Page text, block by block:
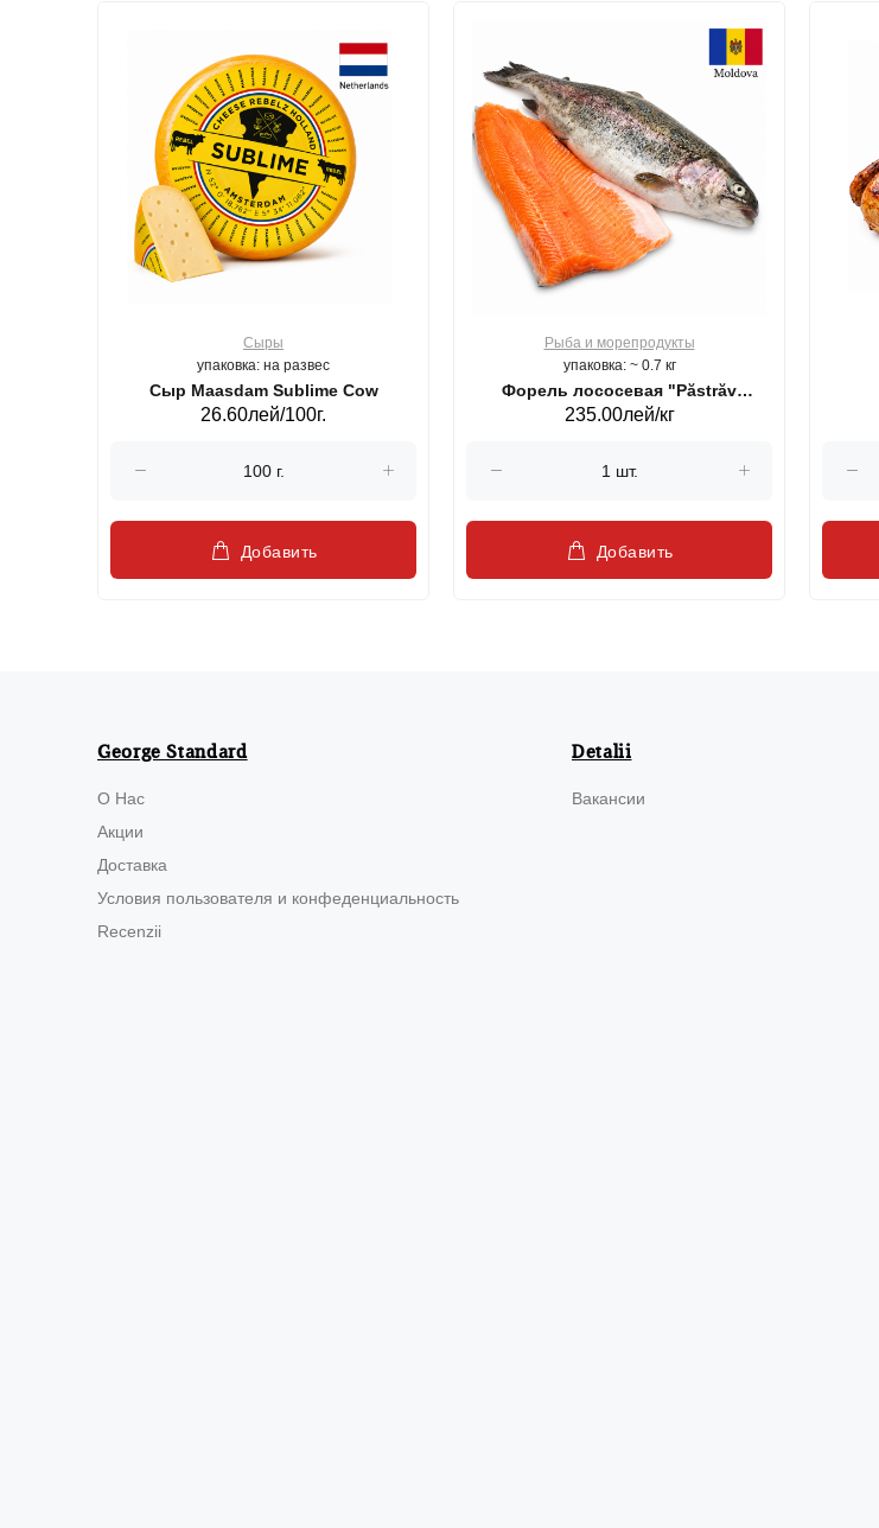
Сыры
упаковка: на развес
Сыр Maasdam Sublime Cow
26.60лей/100г.
Добавить
Рыба и морепродукты
упаковка: ~ 0.7 кг
Форель лососевая "Păstrăv
Moldovenesc"
235.00лей/кг
Добавить
George Standard
О Нас
Акции
Доставка
Условия пользователя и конфеденциальность
Recenzii
Detalii
Вакансии